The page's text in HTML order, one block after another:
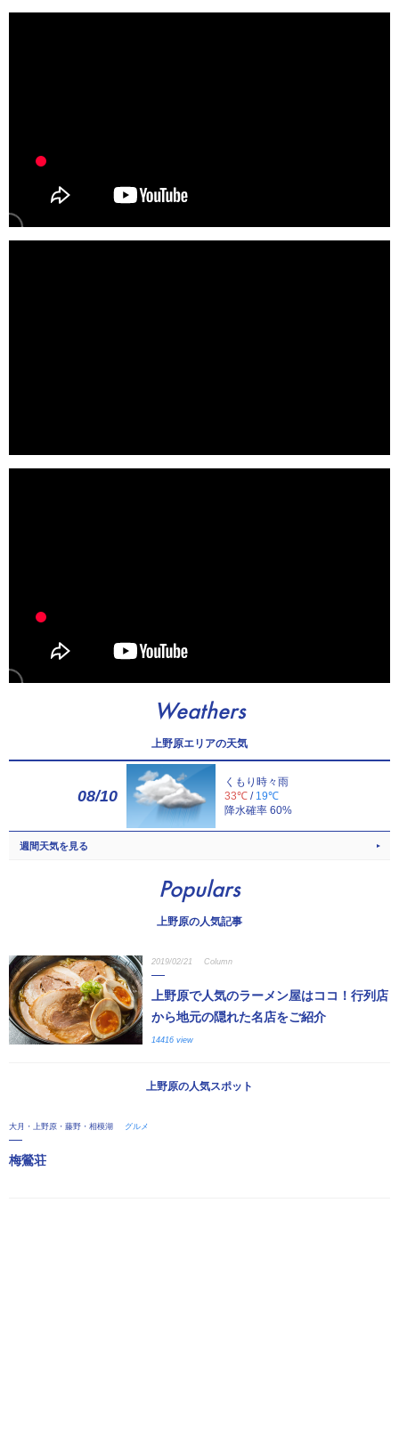
Weathers
上野原エリアの天気
08/10
くもり時々雨
33℃ / 19℃
降水確率 60%
週間天気を見る
Populars
上野原の人気記事
2019/02/21 Column
上野原で人気のラーメン屋はココ！行列店
から地元の隠れた名店をご紹介
14416 view
上野原の人気スポット
大月・上野原・藤野・相模湖 グルメ
梅鶯荘